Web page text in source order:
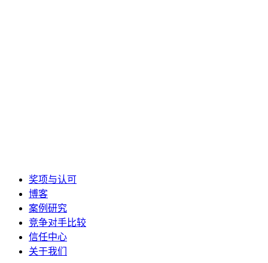
奖项与认可
博客
案例研究
竞争对手比较
信任中心
关于我们